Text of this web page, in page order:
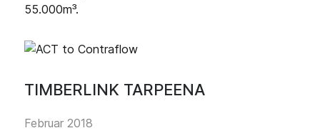
55.000m³.
TIMBERLINK TARPEENA
Februar 2018